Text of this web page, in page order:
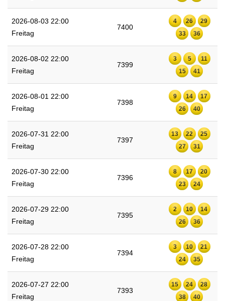
2026-08-03 22:00
Freitag
7400
4 26
29
33
36
2026-08-02 22:00
Freitag
7399
3 5
11
15
41
2026-08-01 22:00
Freitag
7398
9 14
17
26
40
2026-07-31 22:00
Freitag
7397
13 22
25
27
31
2026-07-30 22:00
Freitag
7396
8 17
20
23
24
2026-07-29 22:00
Freitag
7395
2 10
14
26
36
2026-07-28 22:00
Freitag
7394
3 10
21
24
35
2026-07-27 22:00
Freitag
7393
15 24
28
38
40